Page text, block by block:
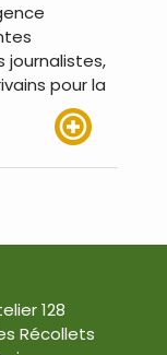
journalistes,
pour la
128
Récollets